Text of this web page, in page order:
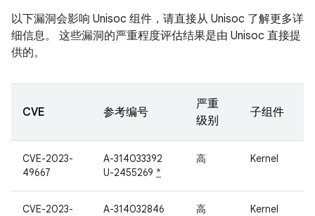
以下漏洞会影响 Unisoc 组件，请直接从 Unisoc 了解更多详
细信息。 这些漏洞的严重程度评估结果是由 Unisoc 直接提
供的。
CVE 参考编号
严重
级别
子组件
CVE-2023-
49667
A-314033392
U-2455269 *
高 Kernel
CVE-2023-
A-314032846
高 Kernel